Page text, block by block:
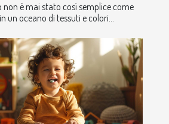
non è mai stato così semplice come
un oceano di tessuti e colori...